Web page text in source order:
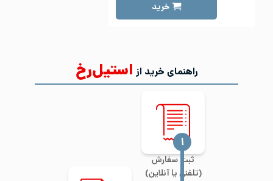
خرید
راهنمای خرید از استیل‌رخ
ثبت سفارش
(تلفنی یا آنلاین)
‍۱